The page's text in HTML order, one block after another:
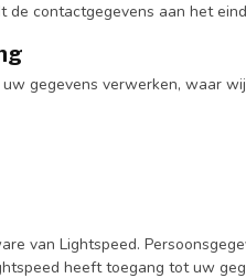
de contactgegevens aan het
gegevens verwerken, waar
van Lightspeed.
heeft toegang tot uw